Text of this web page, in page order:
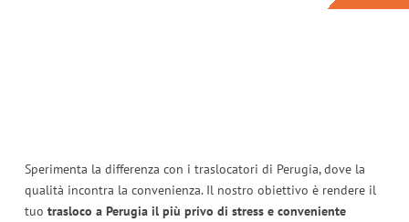
Sperimenta la differenza con i traslocatori di Perugia, dove la
qualità incontra la convenienza. Il nostro obiettivo è rendere il
tuo trasloco a Perugia il più privo di stress e conveniente